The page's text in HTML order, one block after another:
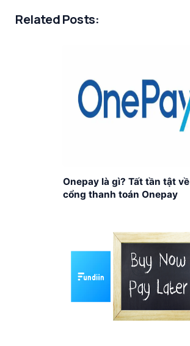
Related Posts:
Onepay là gì? Tất tần tật về
cổng thanh toán Onepay